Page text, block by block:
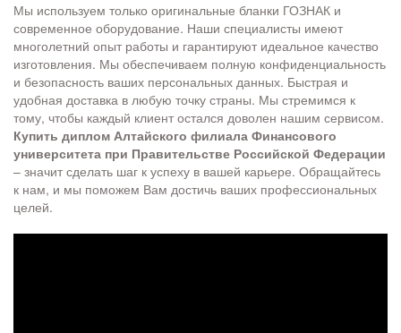
Мы используем только оригинальные бланки ГОЗНАК и
современное оборудование. Наши специалисты имеют
многолетний опыт работы и гарантируют идеальное качество
изготовления. Мы обеспечиваем полную конфиденциальность
и безопасность ваших персональных данных. Быстрая и
удобная доставка в любую точку страны. Мы стремимся к
тому, чтобы каждый клиент остался доволен нашим сервисом.
Купить диплом Алтайского филиала Финансового
университета при Правительстве Российской Федерации
– значит сделать шаг к успеху в вашей карьере. Обращайтесь
к нам, и мы поможем Вам достичь ваших профессиональных
целей.